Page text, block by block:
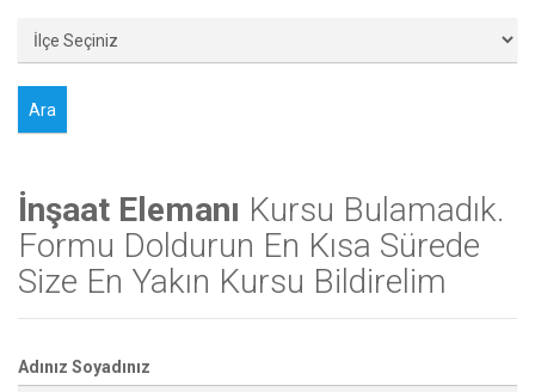
İnşaat Elemanı Kursu Bulamadık.
Formu Doldurun En Kısa Sürede
Size En Yakın Kursu Bildirelim
Adınız Soyadınız